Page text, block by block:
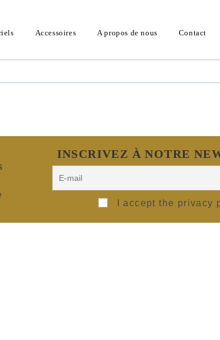
Accessoires A propos de nous Contact
INSCRIVEZ À NOTRE
I accept the privacy